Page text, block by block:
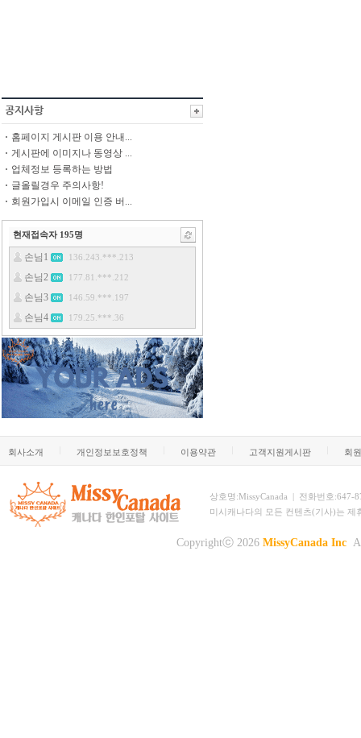
홈페이지 게시판 이용 안내...
게시판에 이미지나 동영상 ...
업체정보 등록하는 방법
글올릴경우 주의사항!
회원가입시 이메일 인증 버...
현재접속자 195명
회사소개 개인정보보호정책 이용약관 고객지원게시판 회
상호명:MissyCanada | 전화번호:647-
미시캐나다의 모든 컨텐츠(기사)는
Copyrightⓒ 2026 MissyCanada Inc